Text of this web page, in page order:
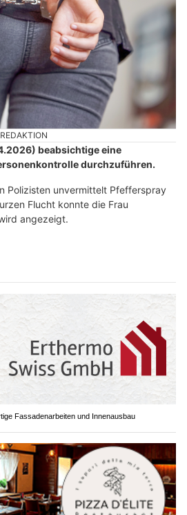
beabsichtige eine
durchzuführen.
Polizisten unvermittelt Pfefferspray
Flucht konnte die Frau
angezeigt.
Fassadenarbeiten und Innenausbau